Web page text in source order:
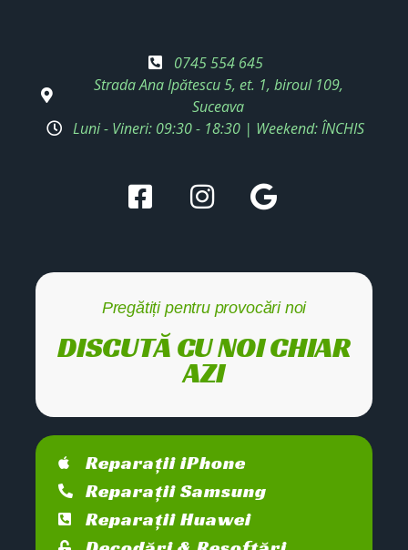
0745 554 645
Strada Ana Ipătescu 5, et. 1, biroul 109,
Suceava
Luni - Vineri: 09:30 - 18:30 | Weekend: ÎNCHIS
Pregătiți pentru provocări noi
DISCUTĂ CU NOI CHIAR
AZI
Reparații iPhone
Reparații Samsung
Reparații Huawei